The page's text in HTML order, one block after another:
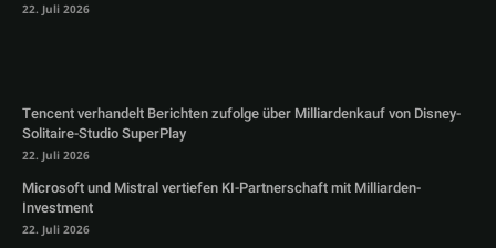
22. Juli 2026
Tencent verhandelt Berichten zufolge über Milliardenkauf von Disney-
Solitaire-Studio SuperPlay
22. Juli 2026
Microsoft und Mistral vertiefen KI-Partnerschaft mit Milliarden-
Investment
22. Juli 2026